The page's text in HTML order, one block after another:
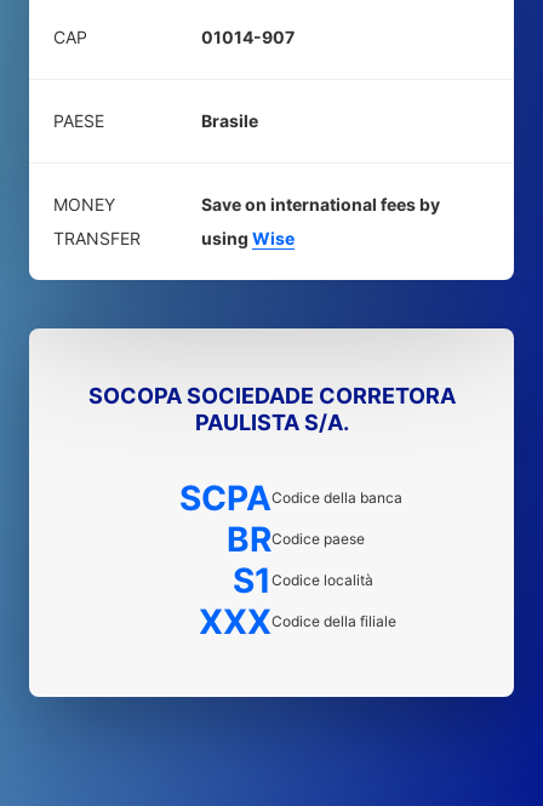
CAP 01014-907
PAESE Brasile
MONEY
TRANSFER
Save on international fees by
using Wise
SOCOPA SOCIEDADE CORRETORA
PAULISTA S/A.
SCPACodice della banca
BRCodice paese
S1 Codice località
XXXCodice della filiale